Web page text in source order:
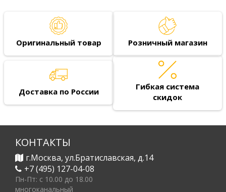
Оригинальный товар Розничный магазин
Доставка по России
Гибкая система
скидок
КОНТАКТЫ
г.Москва, ул.Братиславская, д.14
+7 (495) 127-04-08
Пн-Пт: c 10.00 до 18.00
многоканальный